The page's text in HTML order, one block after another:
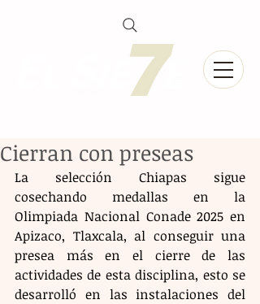
Cierran con preseas
La selección Chiapas sigue
cosechando medallas en la
Olimpiada Nacional Conade 2025 en
Apizaco, Tlaxcala, al conseguir una
presea más en el cierre de las
actividades de esta disciplina, esto se
desarrolló en las instalaciones del